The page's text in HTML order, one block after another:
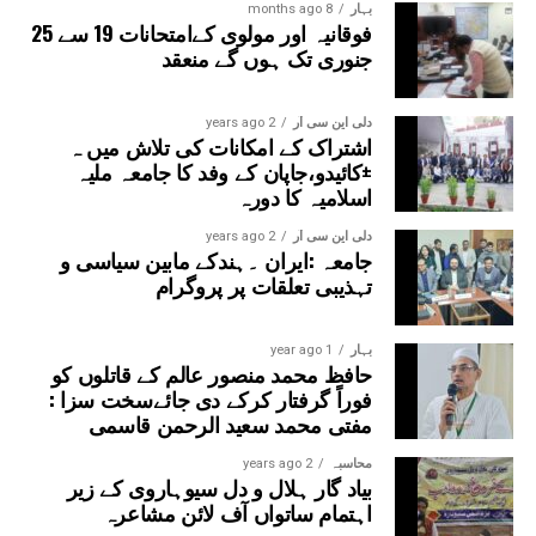
ہوگا اور ہائی اسکول کا میدان اور عوامی سڑک تجاوزات سے
پاک ہو کر دوبارہ طلبہ اور عوام کے لیے مفید ثابت ہوں گے۔
تنظیم نے اس عزم کا بھی اعادہ کیا کہ وہ تعلیم، طلبہ کے
حقوق اور عوامی مفاد سے وابستہ مسائل کو آئندہ بھی آئینی،
جمہوری اور پرامن طریقے سے انتظامیہ کے سامنے اٹھاتی رہے
گی۔
بہار 8 months ago
فوقانیہ اور مولوی کےامتحانات 19 سے 25
جنوری تک ہوں گے منعقد
دلی این سی آر 2 years ago
اشتراک کے امکانات کی تلاش میں ہ
±کائیدو،جاپان کے وفد کا جامعہ ملیہ
اسلامیہ کا دورہ
دلی این سی آر 2 years ago
جامعہ :ایران ۔ہندکے مابین سیاسی و
تہذیبی تعلقات پر پروگرام
بہار 1 year ago
حافظ محمد منصور عالم کے قاتلوں کو
فوراً گرفتار کرکے دی جائےسخت سزا :
مفتی محمد سعید الرحمن قاسمی
محاسبہ 2 years ago
بیاد گار ہلال و دل سیوہاروی کے زیر
اہتمام ساتواں آف لائن مشاعرہ